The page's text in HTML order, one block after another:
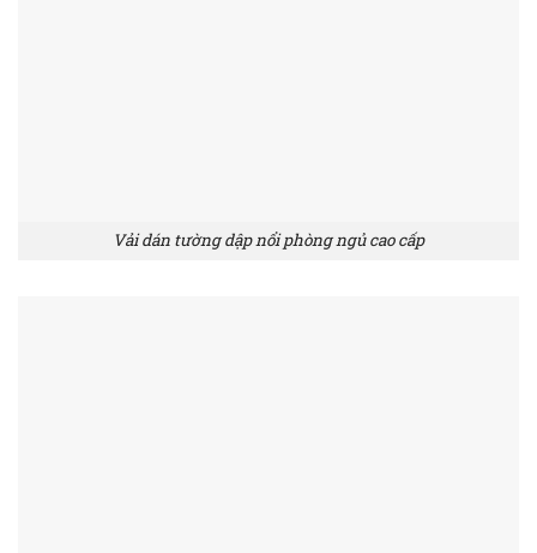
Vải dán tường dập nổi phòng ngủ cao cấp